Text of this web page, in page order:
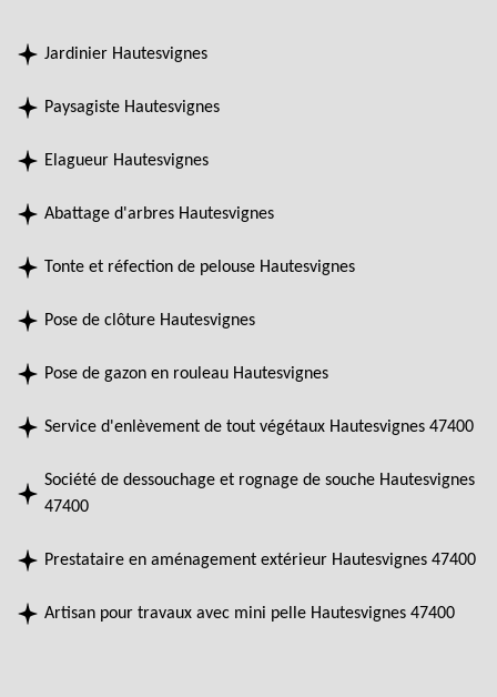
Jardinier Hautesvignes
Paysagiste Hautesvignes
Elagueur Hautesvignes
Abattage d'arbres Hautesvignes
Tonte et réfection de pelouse Hautesvignes
Pose de clôture Hautesvignes
Pose de gazon en rouleau Hautesvignes
Service d'enlèvement de tout végétaux Hautesvignes 47400
Société de dessouchage et rognage de souche Hautesvignes
47400
Prestataire en aménagement extérieur Hautesvignes 47400
Artisan pour travaux avec mini pelle Hautesvignes 47400